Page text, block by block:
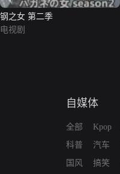
钢之女 第二季
电视剧
自媒体
全部
科普
国风
Kpop
汽车
搞笑